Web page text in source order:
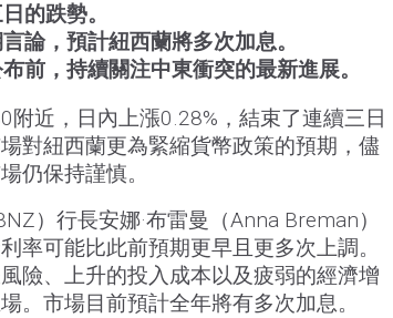
的跌勢。
論，預計紐西蘭將多次加息。
前，持續關注中東衝突的最新進展。
近，日內上漲0.28%，結束了連續三日
對紐西蘭更為緊縮貨幣政策的預期，儘
仍保持謹慎。
）行長安娜·布雷曼（Anna Breman）
率可能比此前預期更早且更多次上調。
險、上升的投入成本以及疲弱的經濟增
。市場目前預計全年將有多次加息。